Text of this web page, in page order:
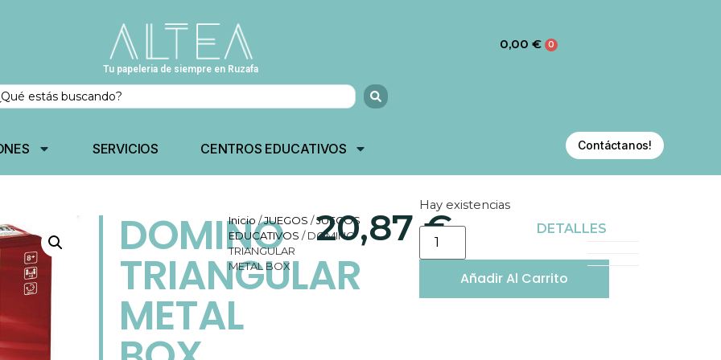
0,00 € 0
Tu papeleria de siempre en Ruzafa
SERVICIOS CENTROS EDUCATIVOS Contáctanos!
DOMINO
TRIANGULAR
METAL
Inicio /JUEGOS /JUEGOS
EDUCATIVOS / DOMINO
TRIANGULAR
METAL BOX
20,87€
Hay existencias
Añadir Al Carrito
DETALLES